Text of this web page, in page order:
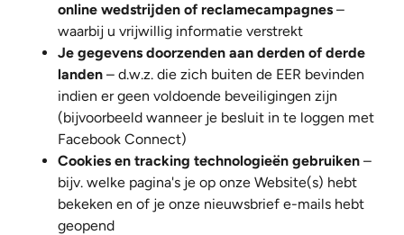
online wedstrijden of reclamecampagnes –
waarbij u vrijwillig informatie verstrekt
Je gegevens doorzenden aan derden of derde
landen – d.w.z. die zich buiten de EER bevinden
indien er geen voldoende beveiligingen zijn
(bijvoorbeeld wanneer je besluit in te loggen met
Facebook Connect)
Cookies en tracking technologieën gebruiken –
bijv. welke pagina's je op onze Website(s) hebt
bekeken en of je onze nieuwsbrief e-mails hebt
geopend